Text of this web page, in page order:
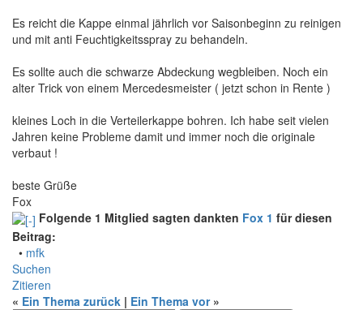
Es reicht die Kappe einmal jährlich vor Saisonbeginn zu reinigen
und mit anti Feuchtigkeitsspray zu behandeln.
Es sollte auch die schwarze Abdeckung wegbleiben. Noch ein
alter Trick von einem Mercedesmeister ( jetzt schon in Rente )
kleines Loch in die Verteilerkappe bohren. Ich habe seit vielen
Jahren keine Probleme damit und immer noch die originale
verbaut !
beste Grüße
Fox
Folgende 1 Mitglied sagten dankten Fox 1 für diesen
Beitrag:
• mfk
Suchen
Zitieren
« Ein Thema zurück | Ein Thema vor»